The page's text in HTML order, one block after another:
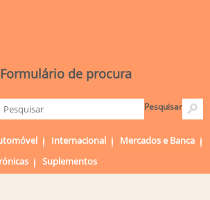
Formulário de procura
Pesquisar
Internacional
Mercados e Banca
Suplementos